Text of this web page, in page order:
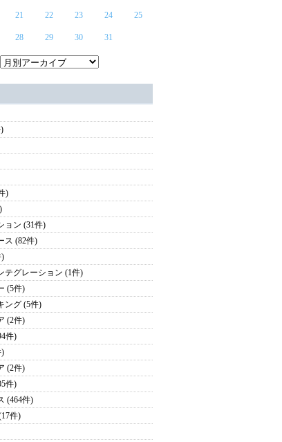
21 22 23 24 25
28 29 30 31
)
ョン (31件)
ス (82件)
)
テグレーション (1件)
(5件)
ング (5件)
(2件)
件)
)
(2件)
件)
(464件)
件)